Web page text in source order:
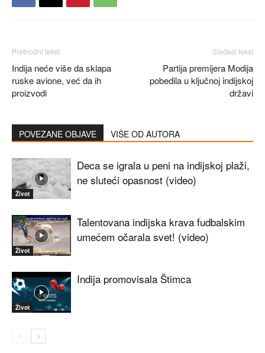
Prethodni tekst
Indija neće više da sklapa
ruske avione, već da ih
proizvodi
Sledeći tekst
Partija premijera Modija
pobedila u ključnoj indijskoj
državi
POVEZANE OBJAVE VIŠE OD AUTORA
Život
Deca se igrala u peni na indijskoj plaži,
ne sluteći opasnost (video)
Život
Talentovana indijska krava fudbalskim
umećem očarala svet! (video)
Život
Indija promovisala Štimca